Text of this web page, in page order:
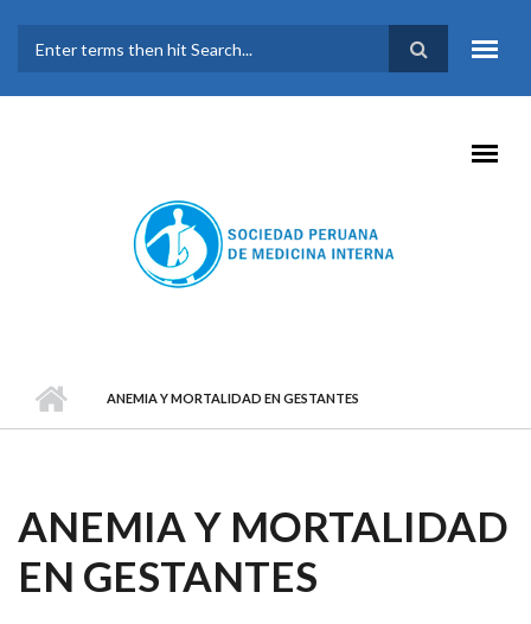
FORMULARIO DE
BÚSQUEDA
ANEMIA Y MORTALIDAD EN GESTANTES
ANEMIA Y MORTALIDAD
EN GESTANTES